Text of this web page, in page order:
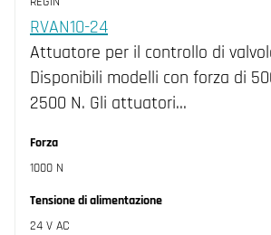
RVAN10-24
Attuatore per il controllo di
Disponibili modelli con forza di
2500 N. Gli attuatori…
Forza
1000 N
Tensione di alimentazione
24 V AC